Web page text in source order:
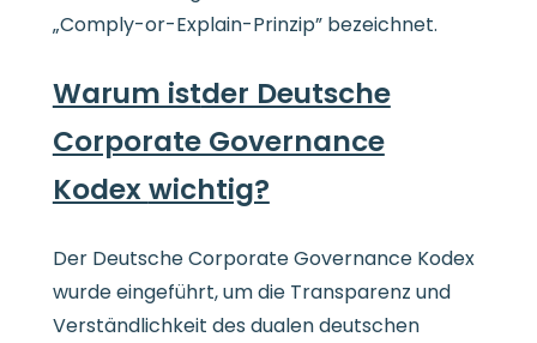
„Comply-or-Explain-Prinzip” bezeichnet.
Warum istder Deutsche
Corporate Governance
Kodex wichtig?
Der Deutsche Corporate Governance Kodex
wurde eingeführt, um die Transparenz und
Verständlichkeit des dualen deutschen